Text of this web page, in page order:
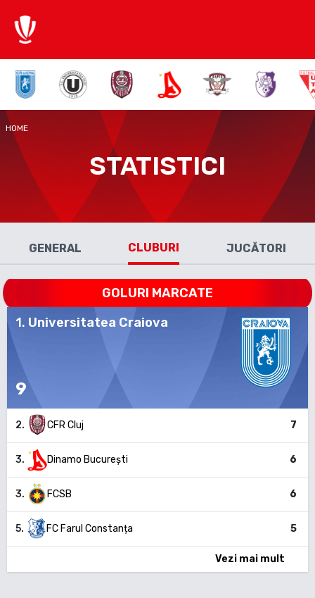
HOME
STATISTICI
GENERAL CLUBURI JUCĂTORI
GOLURI MARCATE
1. Universitatea Craiova
9
2. CFR Cluj 7
3. Dinamo București 6
3. FCSB 6
5. FC Farul Constanța 5
Vezi mai mult